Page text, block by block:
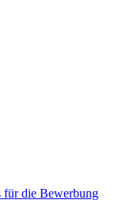
für die Bewerbung